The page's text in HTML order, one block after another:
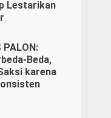
Lestarikan
PALON:
Beda,
karena